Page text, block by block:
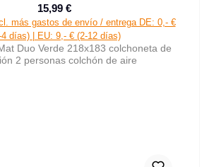
Precio de venta:
15,99 €
más gastos de envío / entrega DE: 0,- €
4 días) | EU: 9,- € (2-12 días)
Duo Verde 218x183 colchoneta de
2 personas colchón de aire